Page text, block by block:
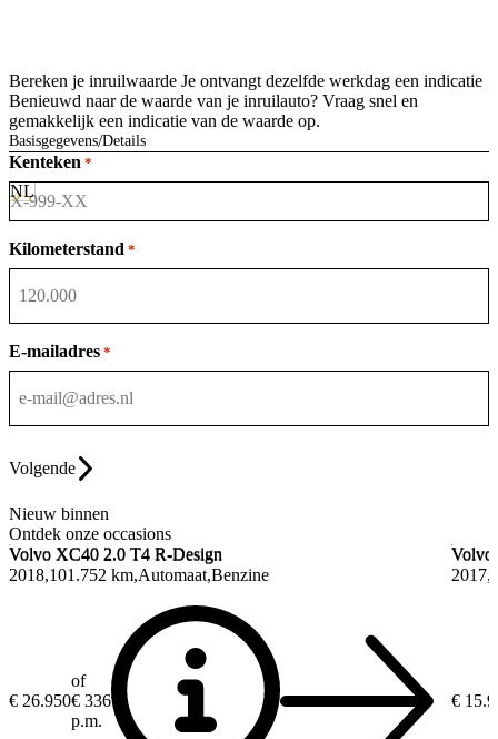
Bereken je inruilwaarde Je ontvangt dezelfde werkdag een indicatie
Benieuwd naar de waarde van je inruilauto? Vraag snel en
gemakkelijk een indicatie van de waarde op.
Basisgegevens Details
Kenteken *
Kilometerstand *
E-mailadres *
Volgende
Nieuw binnen
Ontdek onze occasions
Volvo XC40 2.0 T4 R-Design
2018 101.752 km Automaat Benzine
€ 26.950
of
€ 336
p.m.
Volvo XC40 2.0 T4 R-Design
Volvo
2017
€
Volvo